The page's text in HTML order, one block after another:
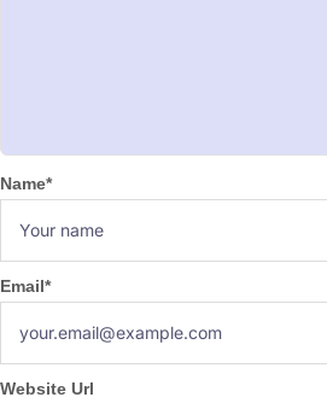
Name*
Email*
Website Url